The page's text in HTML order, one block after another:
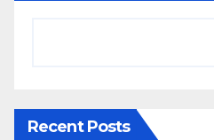
Recent Posts